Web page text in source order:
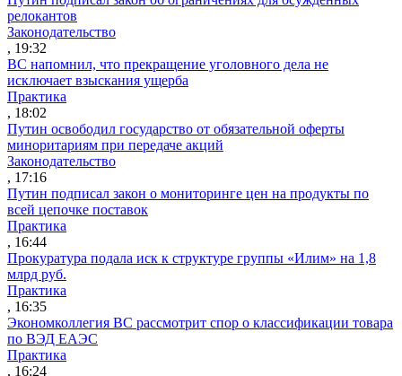
релокантов
Законодательство
, 19:32
ВС напомнил, что прекращение уголовного дела не
исключает взыскания ущерба
Практика
, 18:02
Путин освободил государство от обязательной оферты
миноритариям при передаче акций
Законодательство
, 17:16
Путин подписал закон о мониторинге цен на продукты по
всей цепочке поставок
Практика
, 16:44
Прокуратура подала иск к структуре группы «Илим» на 1,8
млрд руб.
Практика
, 16:35
Экономколлегия ВС рассмотрит спор о классификации товара
по ВЭД ЕАЭС
Практика
, 16:24